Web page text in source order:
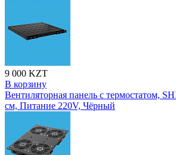
9 000 KZT
В корзину
Вентиляторная панель с термостатом,
см, Питание 220V, Чёрный